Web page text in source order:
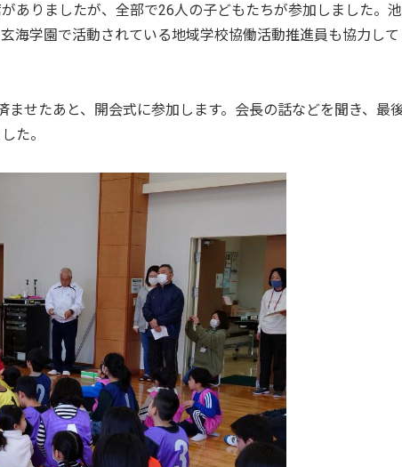
ありましたが、全部で26人の子どもたちが参加しました。
海学園で活動されている地域学校協働活動推進員も協力して
せたあと、開会式に参加します。会長の話などを聞き、最
た。